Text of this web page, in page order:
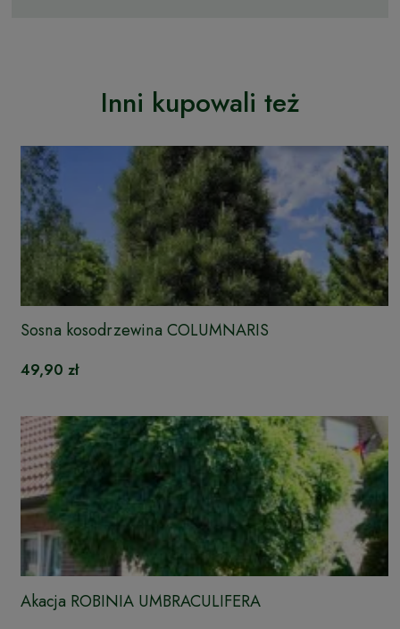
Inni kupowali też
Sosna kosodrzewina COLUMNARIS
49,90 zł
Akacja ROBINIA UMBRACULIFERA